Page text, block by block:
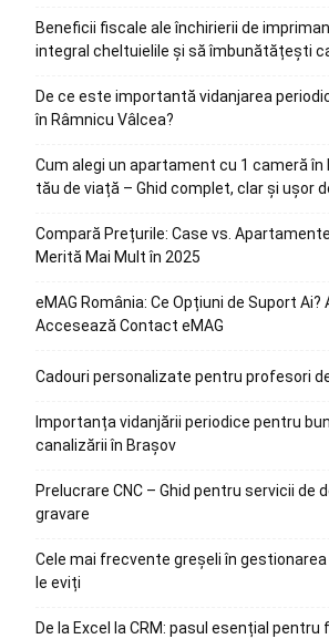
Beneficii fiscale ale închirierii de
integral cheltuielile și să îmbunătățești
De ce este importantă vidanjarea
în Râmnicu Vâlcea?
Cum alegi un apartament cu 1 cameră
tău de viață – Ghid complet, clar și ușor
Compară Prețurile: Case vs.
Merită Mai Mult în 2025
eMAG România: Ce Opțiuni de Suport Ai?
Accesează Contact eMAG
Cadouri personalizate pentru profesori
Importanța vidanjării periodice pentru
canalizării în Brașov
Prelucrare CNC – Ghid pentru servicii de
gravare
Cele mai frecvente greșeli în
le eviți
De la Excel la CRM: pasul esențial